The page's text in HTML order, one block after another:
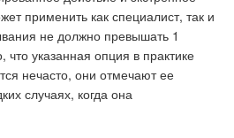
применить как специалист, так и
не должно превышать 1
указанная опция в практике
нечасто, они отмечают ее
случаях, когда она